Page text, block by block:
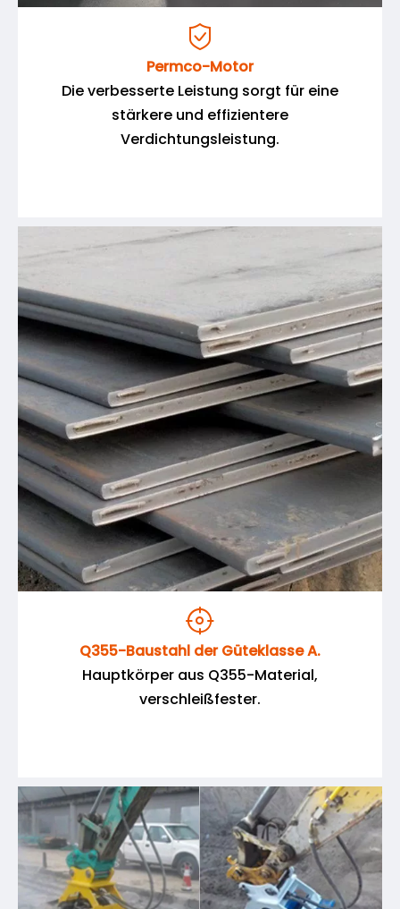

Permco-Motor
Die verbesserte Leistung sorgt für eine
stärkere und effizientere
Verdichtungsleistung.

Q355-Baustahl der Güteklasse A.
Hauptkörper aus Q355-Material,
verschleißfester.